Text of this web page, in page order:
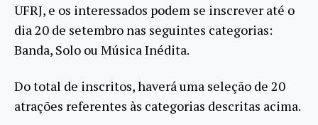
UFRJ, e os interessados podem se inscrever até o
dia 20 de setembro nas seguintes categorias:
Banda, Solo ou Música Inédita.
Do total de inscritos, haverá uma seleção de 20
atrações referentes às categorias descritas acima.